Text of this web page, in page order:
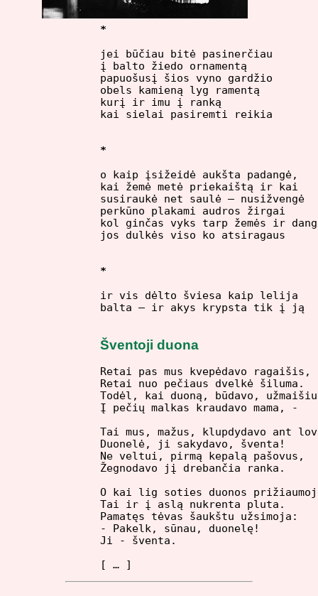
*
jei būčiau bitė pasinerčiau
į balto žiedo ornamentą
papuošusį šios vyno gardžio
obels kamieną lyg ramentą
kurį ir imu į ranką
kai sielai pasiremti reikia
*
o kaip įsižeidė aukšta padangė,
kai žemė metė priekaištą ir kai
susiraukė net saulė – nusižvengė
perkūno plakami audros žirgai
kol ginčas vyks tarp žemės ir
jos dulkės viso ko atsiragaus
*
ir vis dėlto šviesa kaip lelija
balta – ir akys krypsta tik į ją
Šventoji duona
Retai pas mus kvepėdavo
Retai nuo pečiaus dvelkė šiluma.
Todėl, kai duoną, būdavo,
Į pečių malkas kraudavo mama, -
Tai mus, mažus, klupdydavo ant
Duonelė, ji sakydavo, šventa!
Ne veltui, pirmą kepalą pašovus,
Žegnodavo jį drebančia ranka.
O kai lig soties duonos
Tai ir į aslą nukrenta pluta.
Pamatęs tėvas šaukštu užsimoja:
- Pakelk, sūnau, duonelę!
Ji - šventa.
[ … ]